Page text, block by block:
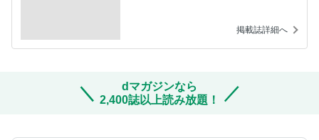
掲載誌詳細へ
dマガジンなら
2,400誌以上読み放題！